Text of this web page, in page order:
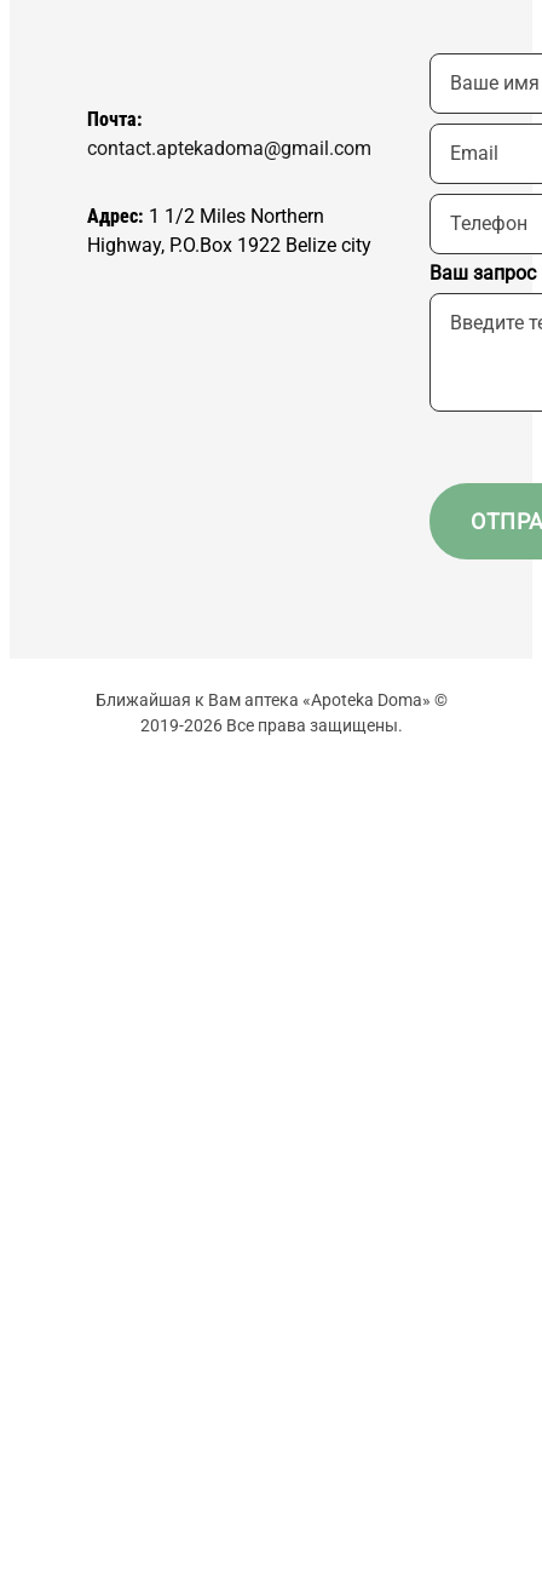
Почта:
contact.aptekadoma@gmail.com
Адрес: 1 1/2 Miles Northern
Highway, P.O.Box 1922 Belize city
Ваш запрос
Ближайшая к Вам аптека «Apoteka Doma» ©
2019-2026 Все права защищены.